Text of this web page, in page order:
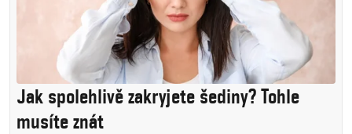
Jak spolehlivě zakryjete šediny? Tohle
musíte znát